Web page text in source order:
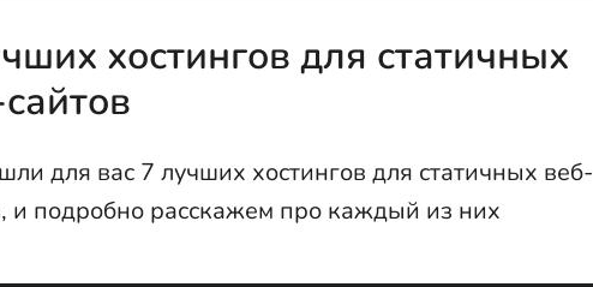
хостингов для статичных
для вас 7 лучших хостингов для статичных веб-
и подробно расскажем про каждый из них